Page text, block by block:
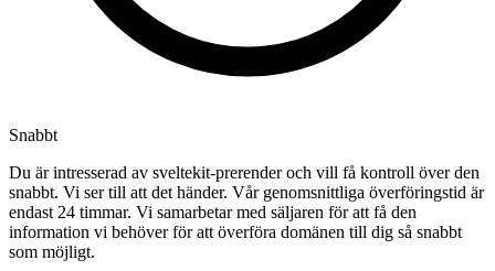
Snabbt
Du är intresserad av sveltekit-prerender och vill få kontroll över den
snabbt. Vi ser till att det händer. Vår genomsnittliga överföringstid är
endast 24 timmar. Vi samarbetar med säljaren för att få den
information vi behöver för att överföra domänen till dig så snabbt
som möjligt.